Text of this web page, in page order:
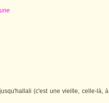
(c'est une vieille, celle-là, à